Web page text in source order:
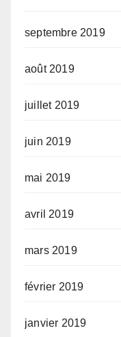
septembre 2019
août 2019
juillet 2019
juin 2019
mai 2019
avril 2019
mars 2019
février 2019
janvier 2019